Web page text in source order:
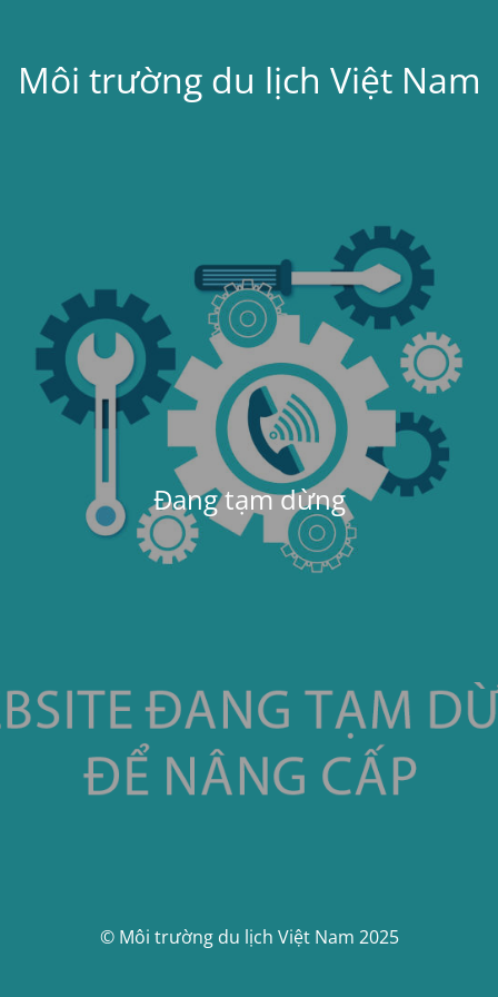
Môi trường du lịch Việt Nam
Đang tạm dừng
© Môi trường du lịch Việt Nam 2025